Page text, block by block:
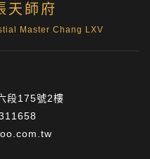
天師府
Master Chang LXV
段175號2樓